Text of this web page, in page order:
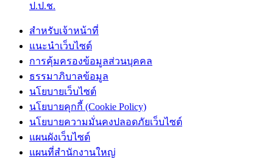
ป.ป.ช.
สำหรับเจ้าหน้าที่
แนะนำเว็บไซต์
การคุ้มครองข้อมูลส่วนบุคคล
ธรรมาภิบาลข้อมูล
นโยบายเว็บไซต์
นโยบายคุกกี้ (Cookie Policy)
นโยบายความมั่นคงปลอดภัยเว็บไซต์
แผนผังเว็บไซต์
แผนที่สำนักงานใหญ่